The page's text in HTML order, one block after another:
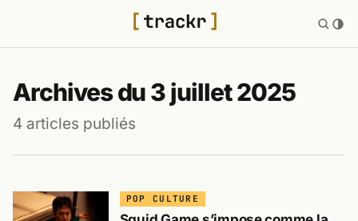
Archives du 3 juillet 2025
4 articles publiés
POP CULTURE